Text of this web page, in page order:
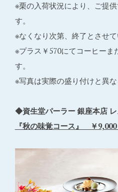
※栗の入荷状況により、ご提
す。
※なくなり次第、終了とさせて
※プラス￥570にてコーヒーま
す。
※写真は実際の盛り付けと異な
◆資生堂パーラー 銀座本店
『秋の味覚コース』 ￥9,000